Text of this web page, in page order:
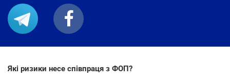
Які ризики несе співпраця з ФОП?